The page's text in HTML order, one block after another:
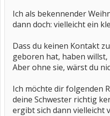
Ich als bekennender
dann doch: vielleicht ein
Dass du keinen Kontakt
geboren hat, haben
Aber ohne sie, wärst du
Ich möchte dir folgenden
deine Schwester richtig
ergibt sich dann vielleicht